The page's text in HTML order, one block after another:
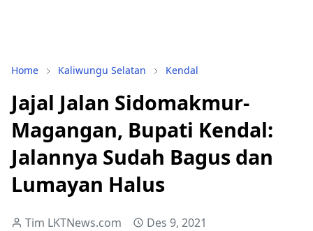
Home Kaliwungu Selatan Kendal
Jajal Jalan Sidomakmur-
Magangan, Bupati Kendal:
Jalannya Sudah Bagus dan
Lumayan Halus
Tim LKTNews.com Des 9, 2021